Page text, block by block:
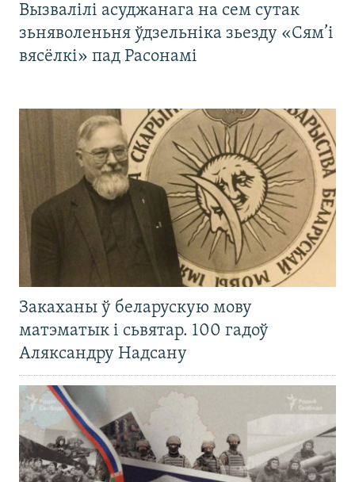
Вызвалілі асуджанага на сем сутак
зьняволеньня ўдзельніка зьезду «Сям’і
вясёлкі» пад Расонамі
Закаханы ў беларускую мову
матэматык і сьвятар. 100 гадоў
Аляксандру Надсану